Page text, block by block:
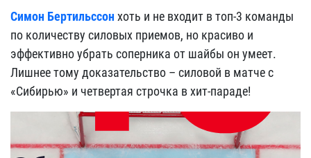
Симон Бертильссон хоть и не входит в топ-3 команды
по количеству силовых приемов, но красиво и
эффективно убрать соперника от шайбы он умеет.
Лишнее тому доказательство – силовой в матче с
«Сибирью» и четвертая строчка в хит-параде!